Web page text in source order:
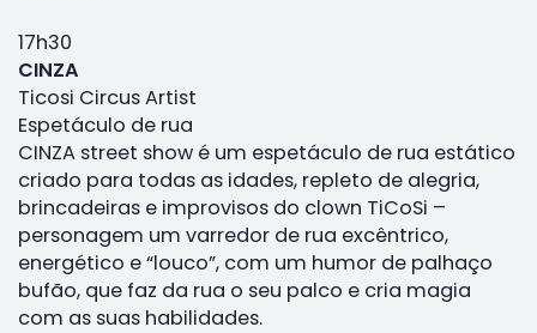
17h30
CINZA
Ticosi Circus Artist
Espetáculo de rua
CINZA street show é um espetáculo de rua estático
criado para todas as idades, repleto de alegria,
brincadeiras e improvisos do clown TiCoSi –
personagem um varredor de rua excêntrico,
energético e “louco”, com um humor de palhaço
bufão, que faz da rua o seu palco e cria magia
com as suas habilidades.